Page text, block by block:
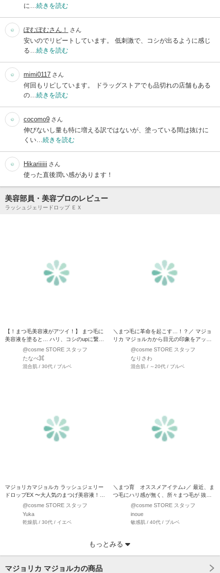
に… 続きを読む
ぽむぽむさん！ さん
安いのでリピートしています。 低刺激で、コシが出るように感じ
る… 続きを読む
mimi0117 さん
何回もリピしています。 ドラッグストアでも品切れの店舗もある
の… 続きを読む
cocomo9 さん
伸びないし量も特に増える訳ではないが、塗っている間は抜けに
くい… 続きを読む
Hikariiiiii さん
使った直後潤い感があります！
美容部員・美容プロのレビュー
ラッシュジェリードロップ ＥＸ
【！まつ毛美容液がアツイ！】 まつ毛に
美容液を塗ると… ハリ、コシのupに繋が
り、まつ毛に…@cosme STORE スタッフ
たなべ⌘
混合肌 / 30代 / ブルベ
＼まつ毛に革命を起こす…！？／ マジョ
リカ マジョルカから目元の印象をアップ
させてくれるアイ…
@cosme STORE スタッフ
なりさわ
混合肌 / ～20代 / ブルベ
マジョリカマジョルカ ラッシュジェリー
ドロップEX 〜大人気のまつげ美容液！〜
@cosme STORE スタッフ
Yuka
乾燥肌 / 30代 / イエベ
＼まつ育 オススメアイテム♪／ 最近、ま
つ毛にハリ感が無く、所々まつ毛が 抜け
てしまっている箇所…
@cosme STORE スタッフ
inoue
敏感肌 / 40代 / ブルベ
もっとみる
マジョリカ マジョルカの商品